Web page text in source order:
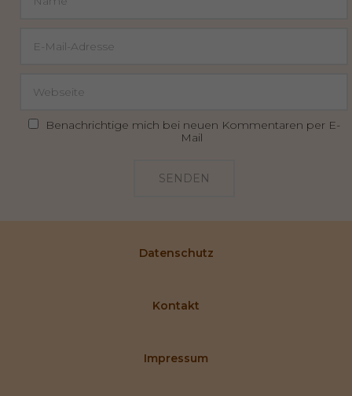
Benachrichtige mich bei neuen Kommentaren per E-
Mail
SENDEN
Datenschutz
Kontakt
Impressum